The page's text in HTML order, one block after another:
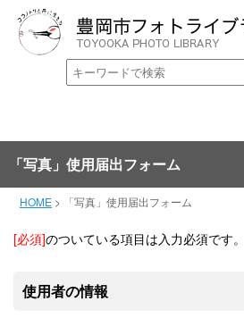
「写真」使用届出フォーム
HOME > 「写真」使用届出フォーム
[必須]のついている項目は入力必須です。
使用者の情報